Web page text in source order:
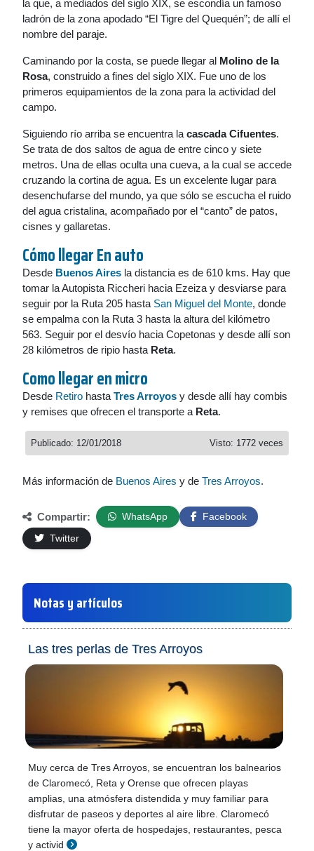
la que, a mediados del siglo XIX, se escondía un famoso
ladrón de la zona apodado “El Tigre del Quequén”; de allí el
nombre del paraje.
Caminando por la costa, se puede llegar al Molino de la
Rosa, construido a fines del siglo XIX. Fue uno de los
primeros equipamientos de la zona para la actividad del
campo.
Siguiendo río arriba se encuentra la cascada Cifuentes.
Se trata de dos saltos de agua de entre cinco y siete
metros. Una de ellas oculta una cueva, a la cual se accede
cruzando la cortina de agua. Es un excelente lugar para
desenchufarse del mundo, ya que sólo se escucha el ruido
del agua cristalina, acompañado por el “canto” de patos,
cisnes y gallaretas.
Cómo llegar En auto
Desde Buenos Aires la distancia es de 610 kms. Hay que
tomar la Autopista Riccheri hacia Ezeiza y desviarse para
seguir por la Ruta 205 hasta San Miguel del Monte, donde
se empalma con la Ruta 3 hasta la altura del kilómetro
563. Seguir por el desvío hacia Copetonas y desde allí son
28 kilómetros de ripio hasta Reta.
Como llegar en micro
Desde Retiro hasta Tres Arroyos y desde allí hay combis
y remises que ofrecen el transporte a Reta.
Visto: 1772 veces
Publicado: 12/01/2018
Más información de Buenos Aires y de Tres Arroyos.
Compartir: WhatsApp
Facebook
Twitter
Notas y artículos
Las tres perlas de Tres Arroyos
Muy cerca de Tres Arroyos, se encuentran los balnearios
de Claromecó, Reta y Orense que ofrecen playas
amplias, una atmósfera distendida y muy familiar para
disfrutar de paseos y deportes al aire libre. Claromecó
tiene la mayor oferta de hospedajes, restaurantes, pesca
y activid